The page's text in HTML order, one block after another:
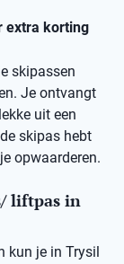
extra korting
skipassen
Je ontvangt
uit een
skipas hebt
opwaarderen.
liftpas in
kun je in Trysil